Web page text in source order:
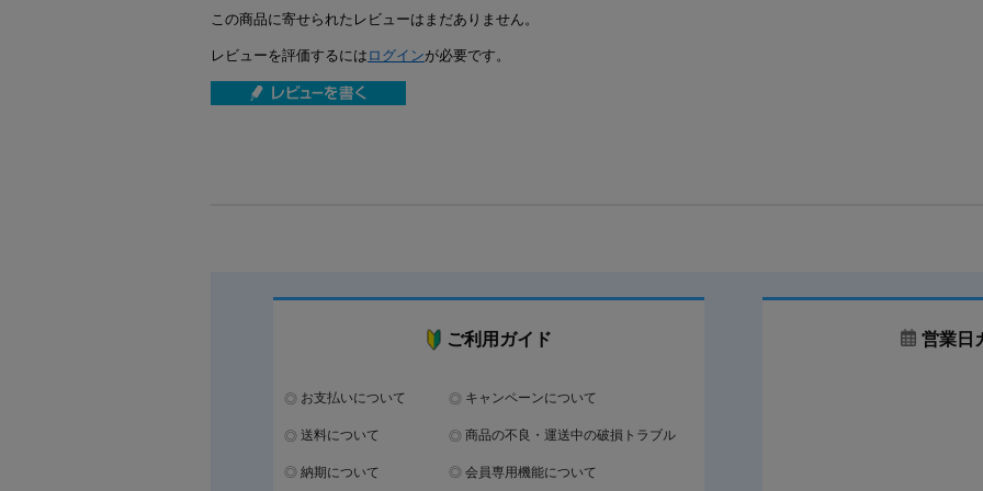
この商品に寄せられたレビューはまだありません。
レビューを評価するには ログインが必要です。
ご利用ガイド
お支払いについて キャンペーンについて
送料について 商品の不良・運送中の破損トラブル
納期について 会員専用機能について
営業日